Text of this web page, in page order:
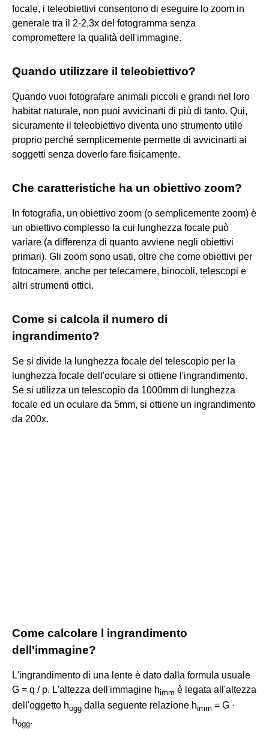
focale, i teleobiettivi consentono di eseguire lo zoom in
generale tra il 2-2,3x del fotogramma senza
compromettere la qualità dell'immagine.
Quando utilizzare il teleobiettivo?
Quando vuoi fotografare animali piccoli e grandi nel loro
habitat naturale, non puoi avvicinarti di più di tanto. Qui,
sicuramente il teleobiettivo diventa uno strumento utile
proprio perché semplicemente permette di avvicinarti ai
soggetti senza doverlo fare fisicamente.
Che caratteristiche ha un obiettivo zoom?
In fotografia, un obiettivo zoom (o semplicemente zoom) è
un obiettivo complesso la cui lunghezza focale può
variare (a differenza di quanto avviene negli obiettivi
primari). Gli zoom sono usati, oltre che come obiettivi per
fotocamere, anche per telecamere, binocoli, telescopi e
altri strumenti ottici.
Come si calcola il numero di
ingrandimento?
Se si divide la lunghezza focale del telescopio per la
lunghezza focale dell'oculare si ottiene l'ingrandimento.
Se si utilizza un telescopio da 1000mm di lunghezza
focale ed un oculare da 5mm, si ottiene un ingrandimento
da 200x.
Come calcolare l ingrandimento
dell'immagine?
L'ingrandimento di una lente è dato dalla formula usuale
G = q / p. L'altezza dell'immagine himm è legata all'altezza
dell'oggetto hogg dalla seguente relazione himm = G ·
hogg.